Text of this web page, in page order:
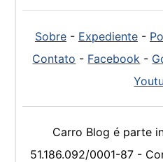
Sobre- Expediente-
Contato - Facebook -
Carro Blog é parte
51.186.092/0001-87 -